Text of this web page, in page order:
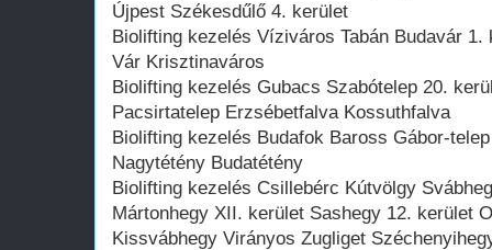
Újpest Székesdűlő 4. kerület
Biolifting kezelés Víziváros Tabán Budavár
Vár Krisztinaváros
Biolifting kezelés Gubacs Szabótelep 20.
Pacsirtatelep Erzsébetfalva Kossuthfalva
Biolifting kezelés Budafok Baross Gábor-
Nagytétény Budatétény
Biolifting kezelés Csillebérc Kútvölgy
Mártonhegy XII. kerület Sashegy 12. kerület
Kissvábhegy Virányos Zugliget